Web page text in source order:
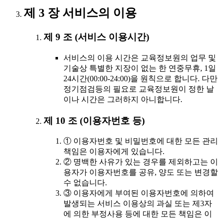
제 3 장 서비스의 이용
제 9 조 (서비스 이용시간)
서비스의 이용 시간은 교육정보원의 업무 및
기술상 특별한 지장이 없는 한 연중무휴, 1일
24시간(00:00-24:00)을 원칙으로 합니다. 다만
정기점검등의 필요로 교육정보원이 정한 날
이나 시간은 그러하지 아니합니다.
제 10 조 (이용자번호 등)
① 이용자번호 및 비밀번호에 대한 모든 관리
책임은 이용자에게 있습니다.
② 명백한 사유가 있는 경우를 제외하고는 이
용자가 이용자번호를 공유, 양도 또는 변경할
수 없습니다.
③ 이용자에게 부여된 이용자번호에 의하여
발생되는 서비스 이용상의 과실 또는 제3자
에 의한 부정사용 등에 대한 모든 책임은 이